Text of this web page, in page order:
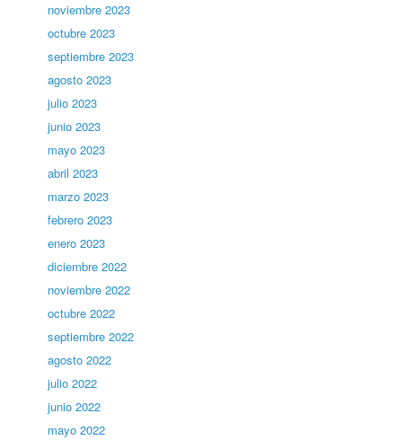
noviembre 2023
octubre 2023
septiembre 2023
agosto 2023
julio 2023
junio 2023
mayo 2023
abril 2023
marzo 2023
febrero 2023
enero 2023
diciembre 2022
noviembre 2022
octubre 2022
septiembre 2022
agosto 2022
julio 2022
junio 2022
mayo 2022